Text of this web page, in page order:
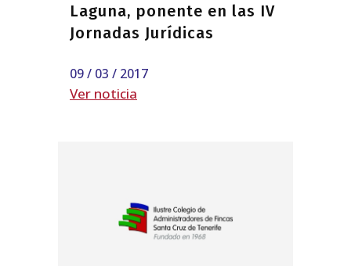
Laguna, ponente en las IV
Jornadas Jurídicas
09 / 03 / 2017
Ver noticia